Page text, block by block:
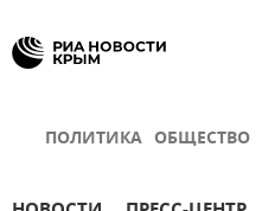
ПОЛИТИКА ОБЩЕСТВО